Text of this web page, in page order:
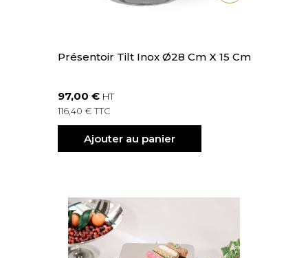
Présentoir Tilt Inox Ø28 Cm X 15 Cm
97,00 € HT
116,40 € TTC
Ajouter au panier